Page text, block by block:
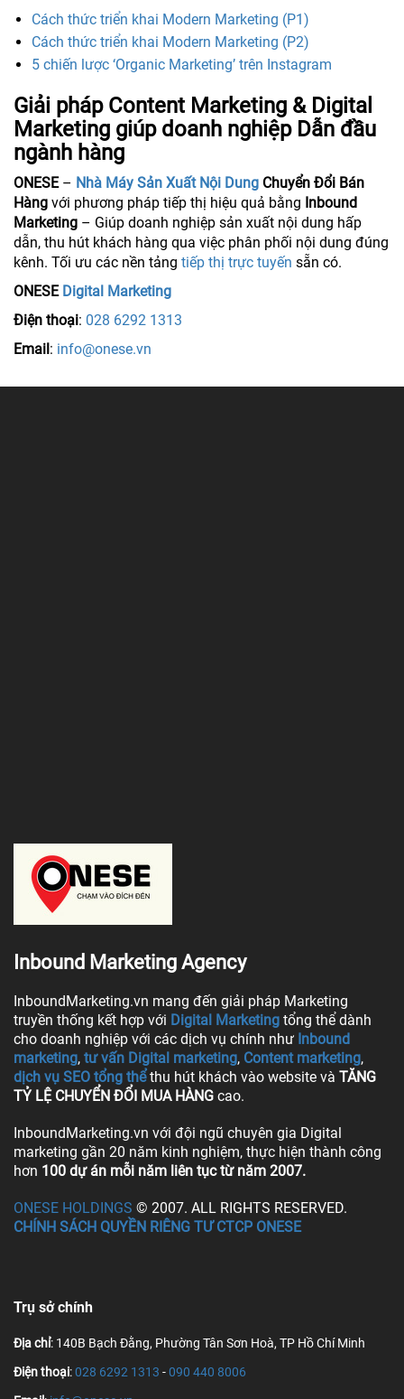
Cách thức triển khai Modern Marketing (P1)
Cách thức triển khai Modern Marketing (P2)
5 chiến lược ‘Organic Marketing’ trên Instagram
Giải pháp Content Marketing & Digital
Marketing giúp doanh nghiệp Dẫn đầu
ngành hàng
ONESE– Nhà Máy Sản Xuất Nội Dung Chuyển Đổi Bán
Hàng với phương pháp tiếp thị hiệu quả bằng Inbound
Marketing – Giúp doanh nghiệp sản xuất nội dung hấp
dẫn, thu hút khách hàng qua việc phân phối nội dung đúng
kênh. Tối ưu các nền tảng tiếp thị trực tuyến sẵn có.
ONESE Digital Marketing
Điện thoại: 028 6292 1313
Email: info@onese.vn
Inbound Marketing Agency
InboundMarketing.vn mang đến giải pháp Marketing
truyền thống kết hợp với Digital Marketing tổng thể dành
cho doanh nghiệp với các dịch vụ chính như Inbound
marketing, tư vấn Digital marketing, Content marketing,
dịch vụ SEO tổng thể thu hút khách vào website và TĂNG
TỶ LỆ CHUYỂN ĐỔI MUA HÀNG cao.
InboundMarketing.vn với đội ngũ chuyên gia Digital
marketing gần 20 năm kinh nghiệm, thực hiện thành công
hơn 100 dự án mỗi năm liên tục từ năm 2007.
ONESE HOLDINGS © 2007. ALL RIGHTS RESERVED.
CHÍNH SÁCH QUYỀN RIÊNG TƯ CTCP ONESE
Trụ sở chính
Địa chỉ: 140B Bạch Đằng, Phường Tân Sơn Hoà, TP Hồ Chí Minh
Điện thoại:028 6292 1313 -090 440 8006